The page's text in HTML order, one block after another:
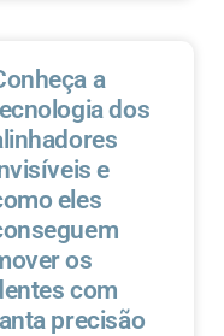
a
dos
e
eles
os
com
precisão